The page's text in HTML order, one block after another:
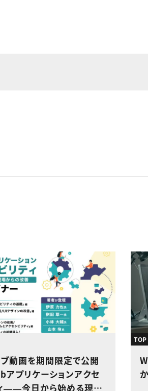
ブ動画を期間限定で公開
アプリケーションアクセ
――今日から始める現場